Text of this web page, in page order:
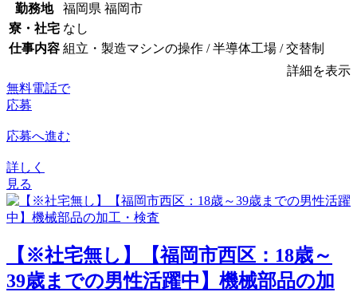
勤務地
福岡県 福岡市
寮・社宅 なし
仕事内容 組立・製造マシンの操作 / 半導体工場 / 交替制
詳細を表示
無料電話で
応募
応募へ進む
詳しく
見る
【※社宅無し】【福岡市西区：18歳～
39歳までの男性活躍中】機械部品の加